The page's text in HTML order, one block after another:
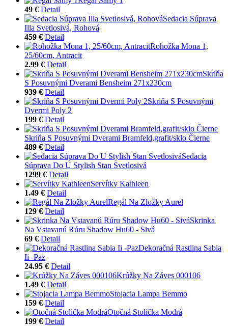
49 € Detail
Sedacia Súprava
Illa Svetlosivá, Rohová
459 € Detail
Rohožka Mona 1,
25/60cm, Antracit
2.99 € Detail
Skriňa
S Posuvnými Dverami Bensheim 271x230cm
939 € Detail
Skriňa S Posuvnými
Dvermi Poly 2
199 € Detail
Skriňa S Posuvnými Dverami Bramfeld,grafit/sklo Čierne
489 € Detail
Sedacia
Súprava Do U Stylish Stan Svetlosivá
1299 € Detail
Servítky Kathleen
1.49 € Detail
Regál Na Zložky Aurel
129 € Detail
Skrinka
Na Vstavanú Rúru Shadow Hu60 - Sivá
69 € Detail
Dekoračná Rastlina Sabia
Ii -Paz
24.95 € Detail
Krúžky Na Záves 000106
1.49 € Detail
Stojacia Lampa Bemmo
159 € Detail
Otočná Stolička Modrá
199 € Detail